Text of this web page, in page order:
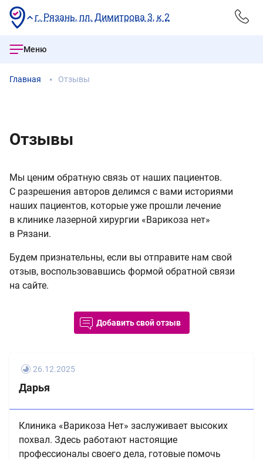
г. Рязань, пл. Димитрова 3, к 2
Меню
Главная Отзывы
Отзывы
Мы ценим обратную связь от наших пациентов.
С разрешения авторов делимся с вами историями
наших пациентов, которые уже прошли лечение
в клинике лазерной хирургии «Варикоза нет»
в Рязани.
Будем признательны, если вы отправите нам свой
отзыв, воспользовавшись формой обратной связи
на сайте.
Добавить свой отзыв
26.12.2025
Дарья
Клиника «Варикоза Нет» заслуживает высоких
похвал. Здесь работают настоящие
профессионалы своего дела, готовые помочь